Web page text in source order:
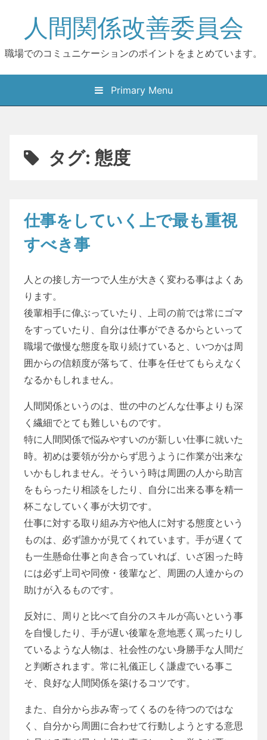
content人間関係改善委員会
職場でのコミュニケーションのポイントをまとめています。
Primary Menu
タグ: 態度
仕事をしていく上で最も重視
すべき事
人との接し方一つで人生が大きく変わる事はよくあ
ります。
後輩相手に偉ぶっていたり、上司の前では常にゴマ
をすっていたり、自分は仕事ができるからといって
職場で傲慢な態度を取り続けていると、いつかは周
囲からの信頼度が落ちて、仕事を任せてもらえなく
なるかもしれません。
人間関係というのは、世の中のどんな仕事よりも深
く繊細でとても難しいものです。
特に人間関係で悩みやすいのが新しい仕事に就いた
時。初めは要領が分からず思うように作業が出来な
いかもしれません。そういう時は周囲の人から助言
をもらったり相談をしたり、自分に出来る事を精一
杯こなしていく事が大切です。
仕事に対する取り組み方や他人に対する態度という
ものは、必ず誰かが見てくれています。手が遅くて
も一生懸命仕事と向き合っていれば、いざ困った時
には必ず上司や同僚・後輩など、周囲の人達からの
助けが入るものです。
反対に、周りと比べて自分のスキルが高いという事
を自慢したり、手が遅い後輩を意地悪く罵ったりし
ているような人物は、社会性のない身勝手な人間だ
と判断されます。常に礼儀正しく謙虚でいる事こ
そ、良好な人間関係を築けるコツです。
また、自分から歩み寄ってくるのを待つのではな
く、自分から周囲に合わせて行動しようとする意思